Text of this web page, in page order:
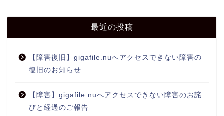
最近の投稿
【障害復旧】gigafile.nuへアクセスできない障害の
復旧のお知らせ
【障害】gigafile.nuへアクセスできない障害のお詫
びと経過のご報告